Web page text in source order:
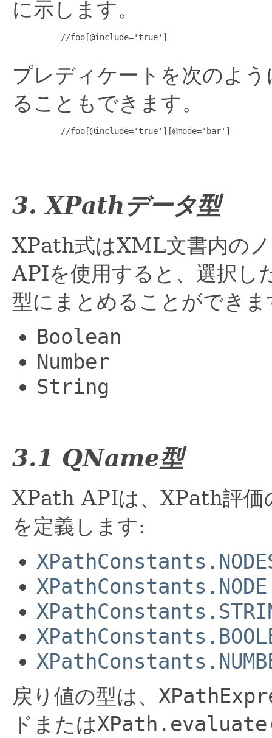
に示します。
     //foo[@include='true']
プレディケートを次のよ
ることもできます。
     //foo[@include='true'][@mode='bar']
3. XPathデータ型
XPath式はXML文書内の
APIを使用すると、選択し
型にまとめることができ
Boolean
Number
String
3.1 QName型
XPath APIは、XPath評価
を定義します:
XPathConstants.NODE
戻り値の型は、
ドまたは